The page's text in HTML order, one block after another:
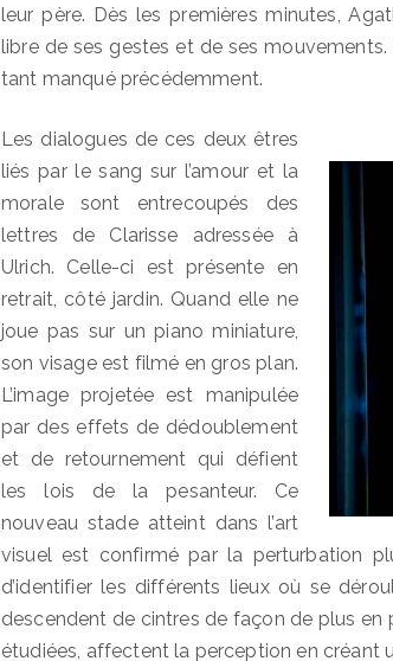
leur père. Dès les premières minutes,
libre de ses gestes et de ses
tant manqué précédemment.
Les dialogues de ces deux êtres
liés par le sang sur l’amour et la
morale sont entrecoupés des
lettres de Clarisse adressée à
Ulrich. Celle-ci est présente en
retrait, côté jardin. Quand elle ne
joue pas sur un piano miniature,
son visage est filmé en gros plan.
L’image projetée est manipulée
par des effets de dédoublement
et de retournement qui défient
les lois de la pesanteur. Ce
nouveau stade atteint dans l’art
visuel est confirmé par la perturbation
d’identifier les différents lieux où se
descendent de cintres de façon de plus en
étudiées, affectent la perception en créant